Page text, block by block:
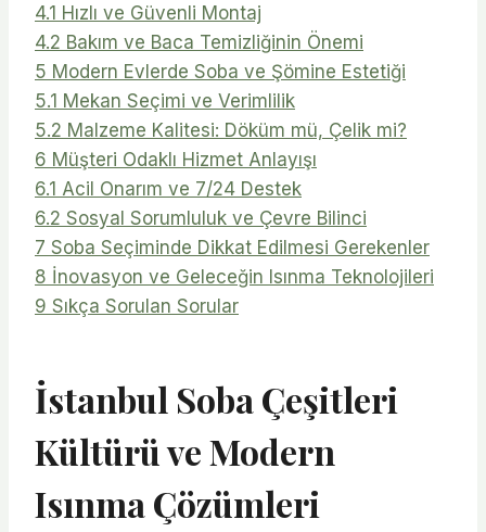
4.1 Hızlı ve Güvenli Montaj
4.2 Bakım ve Baca Temizliğinin Önemi
5 Modern Evlerde Soba ve Şömine Estetiği
5.1 Mekan Seçimi ve Verimlilik
5.2 Malzeme Kalitesi: Döküm mü, Çelik mi?
6 Müşteri Odaklı Hizmet Anlayışı
6.1 Acil Onarım ve 7/24 Destek
6.2 Sosyal Sorumluluk ve Çevre Bilinci
7 Soba Seçiminde Dikkat Edilmesi Gerekenler
8 İnovasyon ve Geleceğin Isınma Teknolojileri
9 Sıkça Sorulan Sorular
İstanbul Soba Çeşitleri
Kültürü ve Modern
Isınma Çözümleri